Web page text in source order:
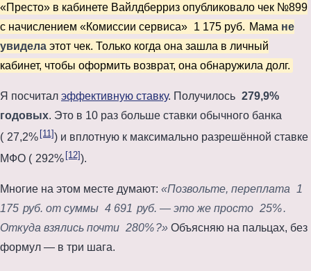
«Престо» в кабинете Вайлдберриз опубликовало чек №899
с начислением «Комиссии сервиса» 1 175 руб. Мама не
увидела этот чек. Только когда она зашла в личный
кабинет, чтобы оформить возврат, она обнаружила долг.
Я посчитал эффективную ставку. Получилось 279,9%
годовых. Это в 10 раз больше ставки обычного банка
( 27,2% [11]) и вплотную к максимально разрешённой ставке
МФО ( 292% [12] ).
Многие на этом месте думают: «Позвольте, переплата 1
175 руб. от суммы 4 691 руб. — это же просто 25%.
Откуда взялись почти 280% ?»Объясняю на пальцах, без
формул — в три шага.